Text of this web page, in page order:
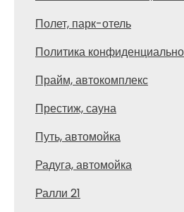
Полет, парк-отель
Политика
Прайм, автокомплекс
Престиж, сауна
Путь, автомойка
Радуга, автомойка
Ралли 21